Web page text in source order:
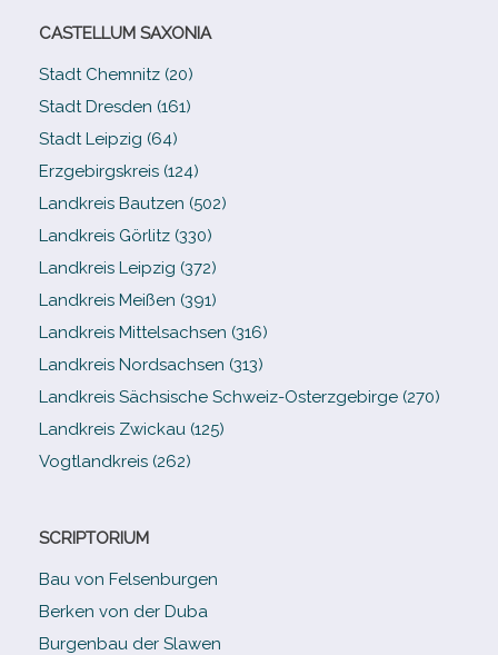
CASTELLUM SAXONIA
Stadt Chemnitz (20)
Stadt Dresden (161)
Stadt Leipzig (64)
Erzgebirgskreis (124)
Landkreis Bautzen (502)
Landkreis Görlitz (330)
Landkreis Leipzig (372)
Landkreis Meißen (391)
Landkreis Mittelsachsen (316)
Landkreis Nordsachsen (313)
Landkreis Sächsische Schweiz-​Osterzgebirge (270)
Landkreis Zwickau (125)
Vogtlandkreis (262)
SCRIPTORIUM
Bau von Felsenburgen
Berken von der Duba
Burgenbau der Slawen